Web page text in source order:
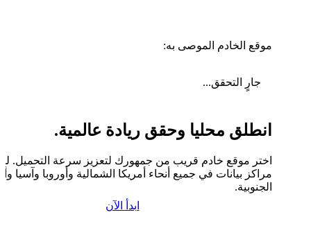
موقع الخادم الموصى به:
جارٍ التحقق...
انطلق محليا وحقق ريادة عالمية.
اختر موقع خادم قريب من جمهورك لتعزيز سرعة التحميل.
مراكز بيانات في جميع أنحاء أمريكا الشمالية وأوروبا وآسيا
الجنوبية.
ابدأ الآن